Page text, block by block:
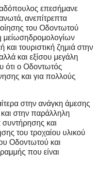
επεσήμανε
ανεπίτρεπτα
του Οδοντωτού
μείωσηδρομολογίων
τουριστική ζημιά στην
και εξίσου μεγάλη
ότι ο Οδοντωτός
και για πολλούς
στην ανάγκη άμεσης
στην παράλληλη
και
του τροχαίου υλικού
Οδοντωτού και
που είναι